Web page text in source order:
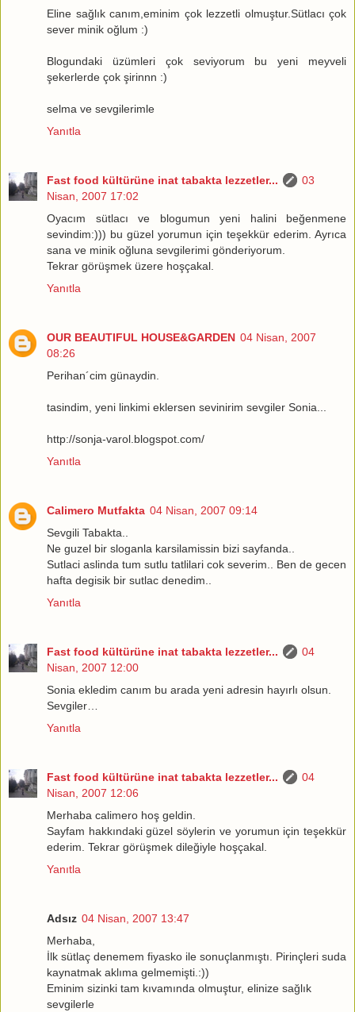
Eline sağlık canım,eminim çok lezzetli olmuştur.Sütlacı çok
sever minik oğlum :)
Blogundaki üzümleri çok seviyorum bu yeni meyveli
şekerlerde çok şirinnn :)
selma ve sevgilerimle
Yanıtla
Fast food kültürüne inat tabakta lezzetler...
03
Nisan, 2007 17:02
Oyacım sütlacı ve blogumun yeni halini beğenmene
sevindim:))) bu güzel yorumun için teşekkür ederim. Ayrıca
sana ve minik oğluna sevgilerimi gönderiyorum.
Tekrar görüşmek üzere hoşçakal.
Yanıtla
OUR BEAUTIFUL HOUSE&GARDEN 04 Nisan, 2007
08:26
Perihan´cim günaydin.
tasindim, yeni linkimi eklersen sevinirim sevgiler Sonia...
http://sonja-varol.blogspot.com/
Yanıtla
Calimero Mutfakta 04 Nisan, 2007 09:14
Sevgili Tabakta..
Ne guzel bir sloganla karsilamissin bizi sayfanda..
Sutlaci aslinda tum sutlu tatlilari cok severim.. Ben de gecen
hafta degisik bir sutlac denedim..
Yanıtla
Fast food kültürüne inat tabakta lezzetler...
04
Nisan, 2007 12:00
Sonia ekledim canım bu arada yeni adresin hayırlı olsun.
Sevgiler…
Yanıtla
Fast food kültürüne inat tabakta lezzetler...
04
Nisan, 2007 12:06
Merhaba calimero hoş geldin.
Sayfam hakkındaki güzel söylerin ve yorumun için teşekkür
ederim. Tekrar görüşmek dileğiyle hoşçakal.
Yanıtla
Adsız 04 Nisan, 2007 13:47
Merhaba,
İlk sütlaç denemem fiyasko ile sonuçlanmıştı. Pirinçleri suda
kaynatmak aklıma gelmemişti.:))
Eminim sizinki tam kıvamında olmuştur, elinize sağlık
sevgilerle